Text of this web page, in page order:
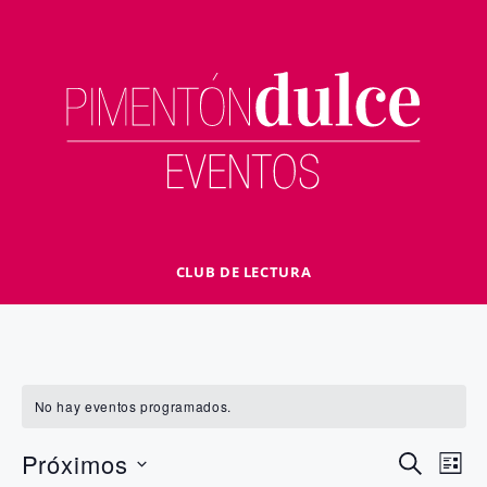
CLUB DE LECTURA
No hay eventos programados.
N
B
N
L
Próximos